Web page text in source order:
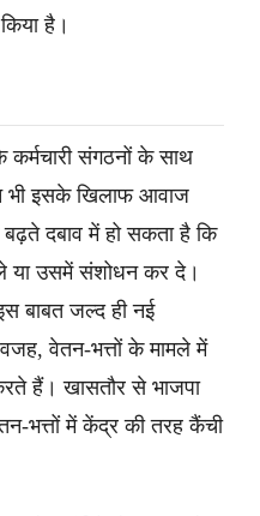
है।
कर्मचारी संगठनों के साथ
भी इसके खिलाफ आवाज
दबाव में हो सकता है कि
या उसमें संशोधन कर दे।
बाबत जल्द ही नई
वेतन-भत्तों के मामले में
हैं। खासतौर से भाजपा
भत्तों में केंद्र की तरह कैंची